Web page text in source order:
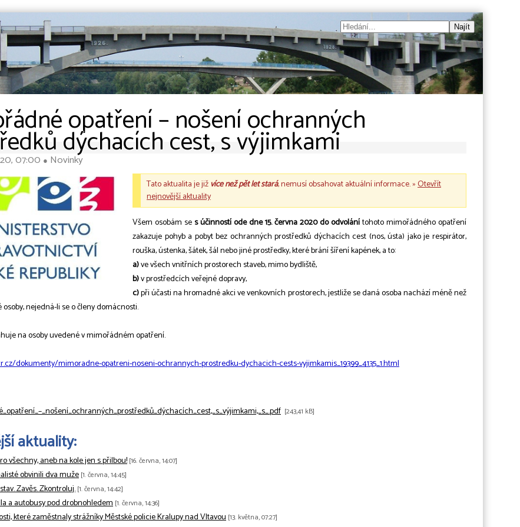
opatření – nošení ochranných
dýchacích cest, s výjimkami
07:00 ● Novinky
Tato aktualita je jižvíce než pět let stará, nemusí obsahovat aktuální informace. »Otevřít
nejnovější aktuality
Všem osobám ses účinností ode dne 15. června 2020 do odvolánítohoto mimořádného opatření
zakazuje pohyb a pobyt bez ochranných prostředků dýchacích cest (nos, ústa) jako je respirátor,
rouška, ústenka, šátek, šál nebo jiné prostředky, které brání šíření kapének, a to:
a)ve všech vnitřních prostorech staveb, mimo bydliště,
b)v prostředcích veřejné dopravy,
c)při účasti na hromadné akci ve venkovních prostorech, jestliže se daná osoba nachází méně než
osoby, nejedná-li se o členy domácnosti.
na osoby uvedené v mimořádném opatření.
dokumenty/mimoradne-opatreni-noseni-ochrannych-prostredku-dychacich-cests-vyjimkamis_19399_4135_1.html
[243,41 kB]
aktuality:
všechny, aneb na kole jen s přilbou! [16. června, 14:07]
obvinili dva muže [1. června, 14:45]
Zavěs. Zkontroluj. [1. června, 14:42]
a autobusy pod drobnohledem [1. června, 14:36]
které zaměstnaly strážníky Městské policie Kralupy nad Vltavou [13. května, 07:27]